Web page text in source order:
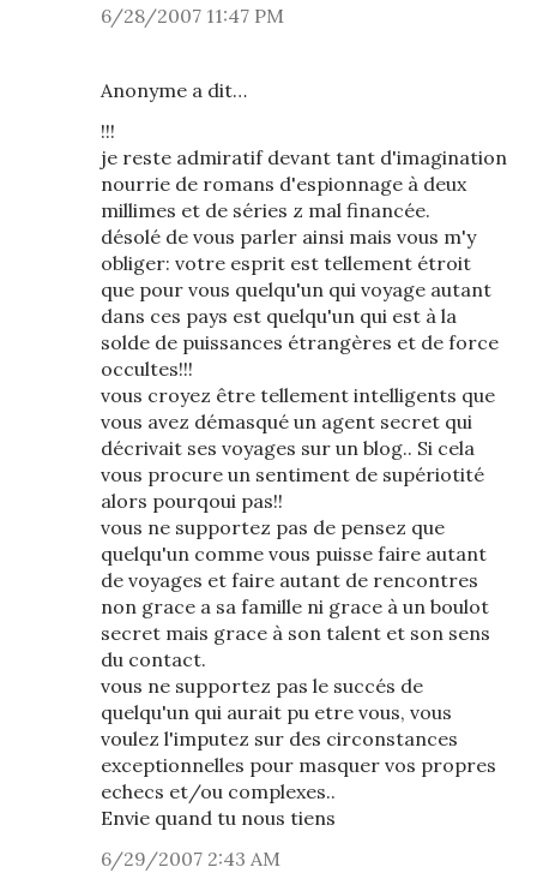
6/28/2007 11:47 PM
Anonyme a dit…
!!!
je reste admiratif devant tant d'imagination
nourrie de romans d'espionnage à deux
millimes et de séries z mal financée.
désolé de vous parler ainsi mais vous m'y
obliger: votre esprit est tellement étroit
que pour vous quelqu'un qui voyage autant
dans ces pays est quelqu'un qui est à la
solde de puissances étrangères et de force
occultes!!!
vous croyez être tellement intelligents que
vous avez démasqué un agent secret qui
décrivait ses voyages sur un blog.. Si cela
vous procure un sentiment de supériotité
alors pourqoui pas!!
vous ne supportez pas de pensez que
quelqu'un comme vous puisse faire autant
de voyages et faire autant de rencontres
non grace a sa famille ni grace à un boulot
secret mais grace à son talent et son sens
du contact.
vous ne supportez pas le succés de
quelqu'un qui aurait pu etre vous, vous
voulez l'imputez sur des circonstances
exceptionnelles pour masquer vos propres
echecs et/ou complexes..
Envie quand tu nous tiens
6/29/2007 2:43 AM